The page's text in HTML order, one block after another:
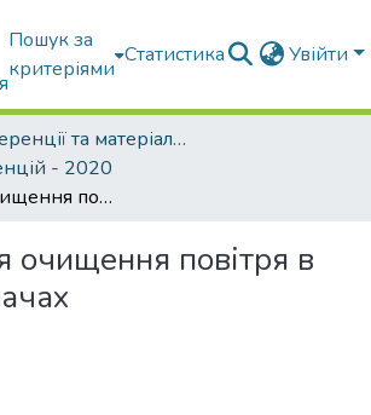
Пошук за
критеріями
Статистика Увійти
Конференції та матеріали конференцій
- 2020
Засоби для очищення повітря в подрібнювачах
очищення повітря в